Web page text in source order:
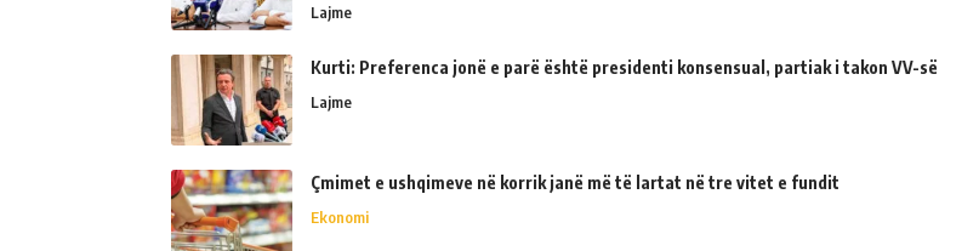
Lajme
Kurti: Preferenca jonë e parë është presidenti konsensual, partiak i takon VV-së
Lajme
Çmimet e ushqimeve në korrik janë më të lartat në tre vitet e fundit
Ekonomi